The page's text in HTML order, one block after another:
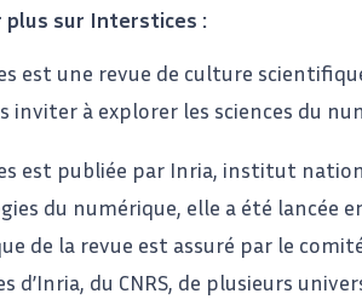
plus sur Interstices :
est une revue de culture
inviter à explorer les sciences du
est publiée par Inria, institut
du numérique, elle a été lancée
de la revue est assuré par le
d’Inria, du CNRS, de plusieurs